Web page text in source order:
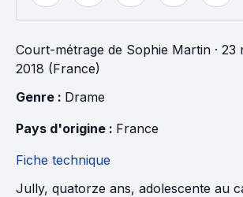
Court-métrage de Sophie Martin · 23
2018 (France)
Genre : Drame
Pays d'origine : France
Fiche technique
Jully, quatorze ans, adolescente au